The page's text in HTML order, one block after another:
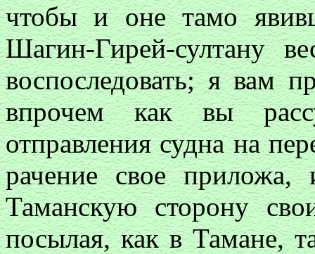
чтобы и оне тамо
Шагин-Гирей-султану
воспоследовать; я вам
впрочем как вы
отправления судна на
рачение свое
Таманскую сторону
посылая, как в Тамане,